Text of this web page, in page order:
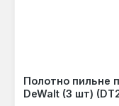
Полотно пильне
DeWalt (3 шт)